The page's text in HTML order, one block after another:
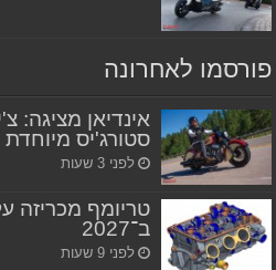
פורסמו לאחרונה
אינדיאן מציגה:
סטורג'יס מיוחדת
לפני 3 שעות
ב־2027
לפני 9 שעות